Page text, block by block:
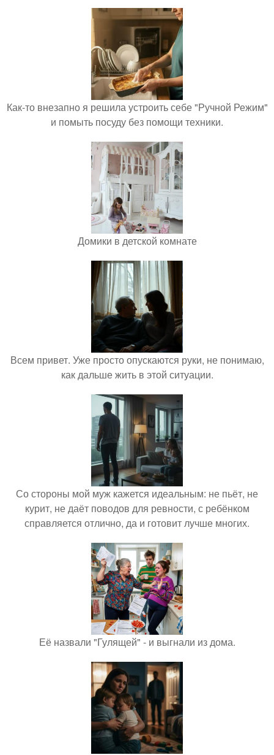
Как-то внезапно я решила устроить себе "Ручной Режим"
и помыть посуду без помощи техники.
Домики в детской комнате
Всем привет. Уже просто опускаются руки, не понимаю,
как дальше жить в этой ситуации.
Со стороны мой муж кажется идеальным: не пьёт, не
курит, не даёт поводов для ревности, с ребёнком
справляется отлично, да и готовит лучше многих.
Её назвали "Гулящей" - и выгнали из дома.